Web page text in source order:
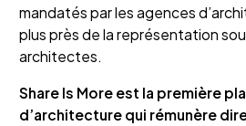
mandatés par les agences
plus près de la représentation
architectes.
Share Is More est la première
d’architecture qui rémunère